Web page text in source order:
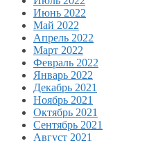
Июнь 2022
Май 2022
Апрель 2022
Март 2022
Февраль 2022
Январь 2022
Декабрь 2021
Ноябрь 2021
Октябрь 2021
Сентябрь 2021
Август 2021